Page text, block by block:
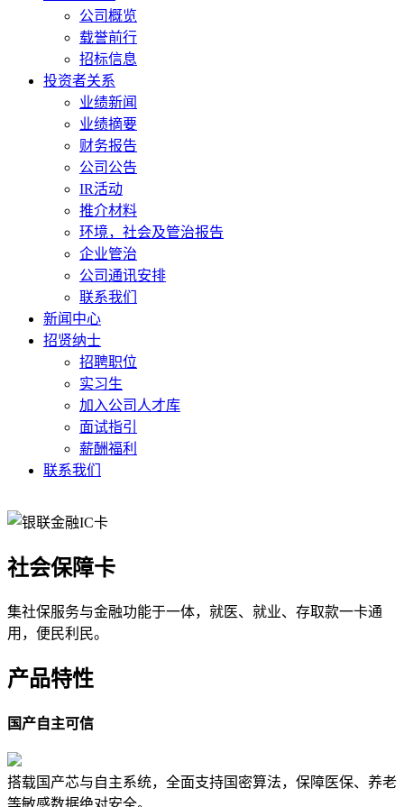
公司概览
载誉前行
招标信息
投资者关系
业绩新闻
业绩摘要
财务报告
公司公告
IR活动
推介材料
环境，社会及管治报告
企业管治
公司通讯安排
联系我们
新闻中心
招贤纳士
招聘职位
实习生
加入公司人才库
面试指引
薪酬福利
联系我们
社会保障卡
集社保服务与金融功能于一体，就医、就业、存取款一卡通
用，便民利民。
产品特性
国产自主可信
搭载国产芯与自主系统，全面支持国密算法，保障医保、养老